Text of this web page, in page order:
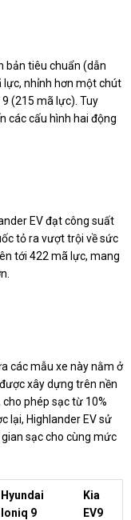
bản tiêu chuẩn (dẫn
lực, nhỉnh hơn một chút
(215 mã lực). Tuy
các cấu hình hai động
EV đạt công suất
tỏ ra vượt trội về sức
tới 422 mã lực, mang
các mẫu xe này nằm ở
xây dựng trên nền
phép sạc từ 10%
lại, Highlander EV sử
sạc cho cùng mức
Hyundai
Ioniq 9
Kia
EV9